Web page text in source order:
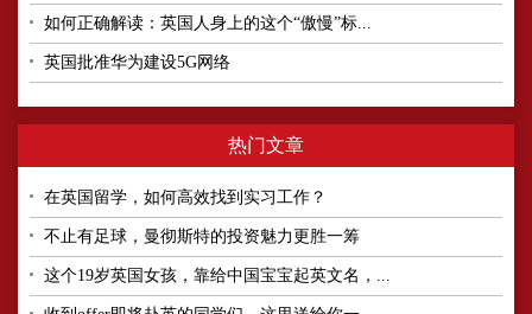
如何正确解读：英国人身上的这个“傲慢”标...
英国批准华为建设5G网络
热门文章
在英国留学，如何高效找到实习工作？
不止有足球，曼彻斯特的投资魅力更胜一筹
这个19岁英国女孩，靠给中国宝宝起英文名，...